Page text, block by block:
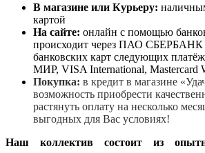
В магазине или Курьеру:
картой
На сайте: онлайн с помощью
происходит через ПАО СБЕРБАНК
банковских карт следующих
МИР, VISA International, Mastercard
Покупка: в кредит в магазине
возможность приобрести
растянуть оплату на несколько
выгодных для Вас условиях!
Наш коллектив состоит из